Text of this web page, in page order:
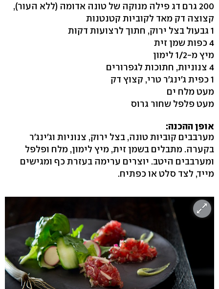
200 גרם דג פילה מנוקה של טונה אדומה (ללא העור),
קצוצה דק מאד לקוביות קטנטנות
1 גבעול בצל ירוק, חתוך לרצועות דקות
4 כפות שמן זית
מיץ מ-1/2 לימון
4 צנוניות, חתוכות לגפרורים
1 כפית ג'ינג'ר טרי, קצוץ דק
מעט מלח ים
מעט פלפל שחור גרוס
אופן ההכנה:
מערבבים קוביות טונה, בצל ירוק, צנוניות וג'ינג'ר
בקערה. מתבלים בשמן זית, מיץ לימון, מלח ופלפל
ומערבבים היטב. יוצרים ערימה בעזרת כף ומגישים
מייד, לצד סלט או כפתיח.